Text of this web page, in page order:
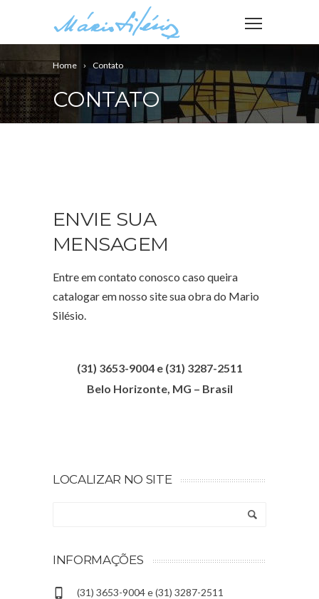
Home Contato
CONTATO
ENVIE SUA
MENSAGEM
Entre em contato conosco caso queira
catalogar em nosso site sua obra do Mario
Silésio.
(31) 3653-9004 e (31) 3287-2511
Belo Horizonte, MG – Brasil
LOCALIZAR NO SITE
INFORMAÇÕES
(31) 3653-9004 e (31) 3287-2511